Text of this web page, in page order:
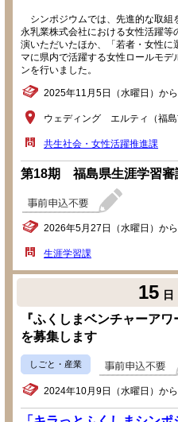
シンポジウムでは、先進的な取組
永乳業株式会社における女性活躍
演いただいたほか、「若者・女性
マに県内で活躍する女性ロールモ
ンを行いました。
2025年11月5日（水曜日）から
ウェディング エルティ（福島
共生社会・女性活躍推進課
第18期 福島県生涯学習審
2026年5月27日（水曜日）か
生涯学習課
15 日
『ふくしまベンチャーア
を募集します
しごと・産業
2024年10月9日（水曜日）から